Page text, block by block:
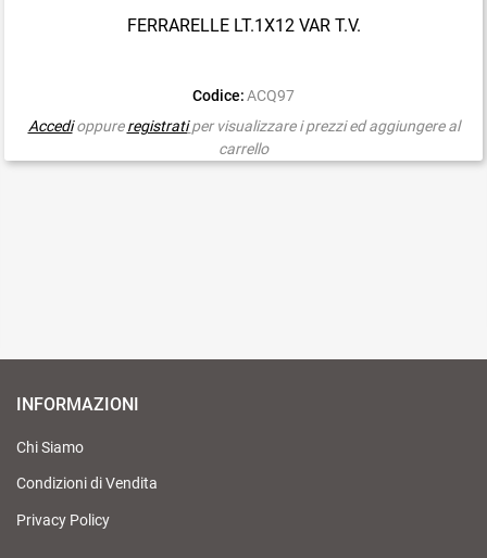
FERRARELLE LT.1X12 VAR T.V.
Codice: ACQ97
Accedioppureregistrati per visualizzare i prezzi ed aggiungere al
carrello
INFORMAZIONI
Chi Siamo
Condizioni di Vendita
Privacy Policy